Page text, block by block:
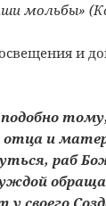
мольбы»
и
подобно
отца и
раб